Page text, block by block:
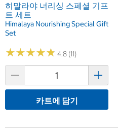
히말라야 너리싱 스페셜 기프
트 세트
Himalaya Nourishing Special Gift
Set
★★★★★
★★★★★ 4.8 (11)
카트에 담기